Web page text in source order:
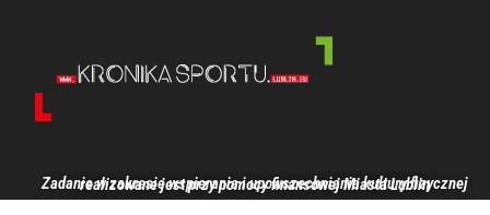
Zadanie w zakresie wspierania i upowszechniania kultury fizycznej realizowane jest przy pomocy finansowej Miasta Lublin